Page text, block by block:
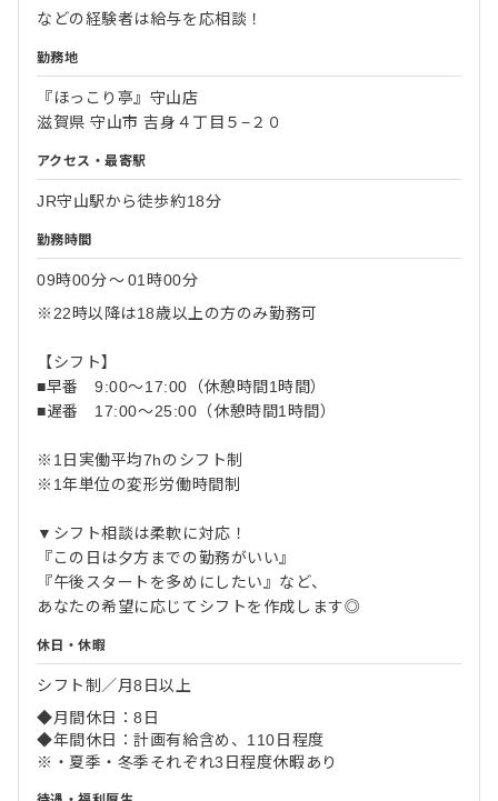
などの経験者は給与を応相談！
勤務地
『ほっこり亭』守山店
滋賀県 守山市 吉身４丁目５−２０
アクセス・最寄駅
JR守山駅から徒歩約18分
勤務時間
09時00分〜01時00分
※22時以降は18歳以上の方のみ勤務可
【シフト】
■早番 9:00～17:00（休憩時間1時間）
■遅番 17:00～25:00（休憩時間1時間）
※1日実働平均7hのシフト制
※1年単位の変形労働時間制
▼シフト相談は柔軟に対応！
『この日は夕方までの勤務がいい』
『午後スタートを多めにしたい』など、
あなたの希望に応じてシフトを作成します◎
休日・休暇
シフト制／月8日以上
◆月間休日：8日
◆年間休日：計画有給含め、110日程度
※・夏季・冬季それぞれ3日程度休暇あり